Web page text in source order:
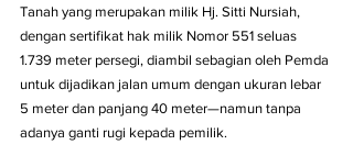
Tanah yang merupakan milik Hj. Sitti Nursiah,
dengan sertifikat hak milik Nomor 551 seluas
1.739 meter persegi, diambil sebagian oleh Pemda
untuk dijadikan jalan umum dengan ukuran lebar
5 meter dan panjang 40 meter—namun tanpa
adanya ganti rugi kepada pemilik.